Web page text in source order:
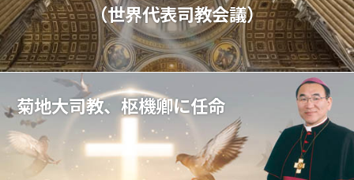
（世界代表司教会議）
菊地大司教、枢機卿に任命